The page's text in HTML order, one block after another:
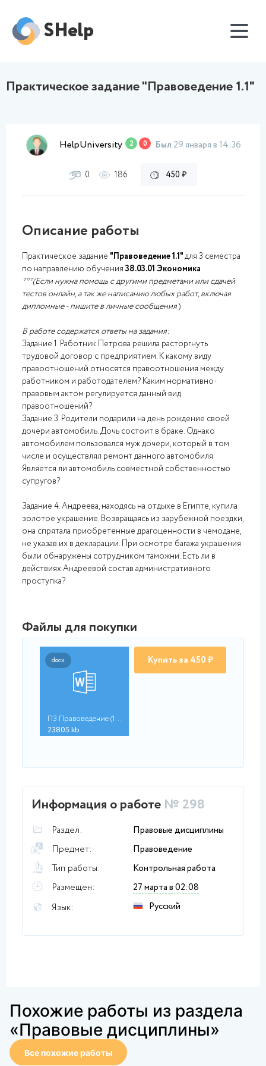
SHelp
Практическое задание "Правоведение 1.1"
HelpUniversity 2 0 Был 29 января в 14:36
0 186 450 ₽
Описание работы
Практическое задание "Правоведение 1.1"для 3 семестра
по направлению обучения 38.03.01 Экономика
***(Если нужна помощь с другими предметами или сдачей
тестов онлайн, а так же написанию любых работ, включая
дипломные - пишите в личные сообщения)
В работе содержатся ответы на задания:
Задание 1. Работник Петрова решила расторгнуть
трудовой договор с предприятием. К какому виду
правоотношений относятся правоотношения между
работником и работодателем? Каким нормативно-
правовым актом регулируется данный вид
правоотношений?
Задание 3. Родители подарили на день рождение своей
дочери автомобиль. Дочь состоит в браке. Однако
автомобилем пользовался муж дочери, который в том
числе и осуществлял ремонт данного автомобиля.
Является ли автомобиль совместной собственностью
супругов?
Задание 4. Андреева, находясь на отдыхе в Египте, купила
золотое украшение. Возвращаясь из зарубежной поездки,
она спрятала приобретенные драгоценности в чемодане,
не указав их в декларации. При осмотре багажа украшения
были обнаружены сотрудником таможни. Есть ли в
действиях Андреевой состав административного
проступка?
Файлы для покупки
docx
ПЗ Правоведение (1.1...
23805.kb
Купить за 450 ₽
Информация о работе № 298
Раздел:
Правовые дисциплины
Предмет:
Правоведение
Тип работы:
Контрольная работа
Размещен:
27 марта в 02:08
Язык:
Русский
Похожие работы из раздела
«Правовые дисциплины»
Все похожие работы